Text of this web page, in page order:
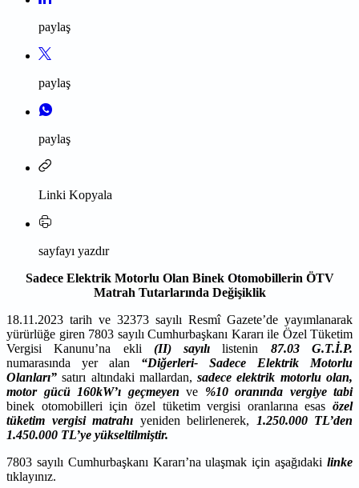
paylaş
paylaş
paylaş
Linki Kopyala
sayfayı yazdır
Sadece Elektrik Motorlu Olan Binek Otomobillerin ÖTV
Matrah Tutarlarında Değişiklik
18.11.2023 tarih ve 32373 sayılı Resmî Gazete’de yayımlanarak
yürürlüğe giren 7803 sayılı Cumhurbaşkanı Kararı ile Özel Tüketim
Vergisi Kanunu’na ekli (II) sayılı listenin 87.03 G.T.İ.P.
numarasında yer alan “Diğerleri- Sadece Elektrik Motorlu
Olanları”satırı altındaki mallardan,sadece elektrik motorlu olan,
motor gücü 160kW’ı geçmeyen ve %10 oranında vergiye tabi
binek otomobilleri için özel tüketim vergisi oranlarına esas özel
tüketim vergisi matrahı yeniden belirlenerek,
1.250.000 TL’den
1.450.000 TL’ye yükseltilmiştir.
7803 sayılı Cumhurbaşkanı Kararı’na ulaşmak için aşağıdaki linke
tıklayınız.